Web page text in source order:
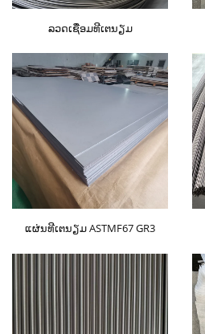
ລວດເຊື່ອມທີເຕນຽມ
ແຜ່ນທີເຕນຽມ ASTMF67 GR3